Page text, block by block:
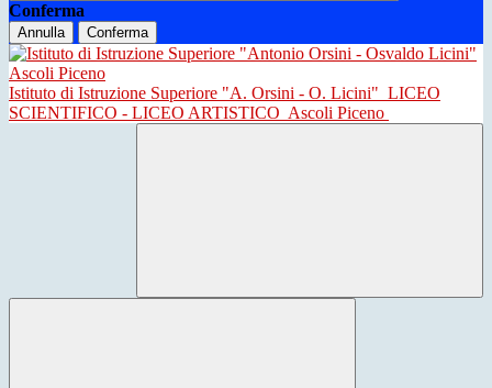
Conferma
Annulla Conferma
Istituto di Istruzione Superiore "A. Orsini - O. Licini" LICEO
SCIENTIFICO - LICEO ARTISTICO Ascoli Piceno